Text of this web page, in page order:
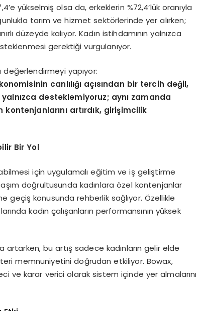
yükselmiş olsa da, erkeklerin %72,4’lük oranıyla
tarım ve hizmet sektörlerinde yer alırken;
düzeyde kalıyor. Kadın istihdamının yalnızca
gerektiği vurgulanıyor.
değerlendirmeyi yapıyor:
canlılığı açısından bir tercih değil,
desteklemiyoruz; aynı zamanda
artırdık, girişimcilik
Bir Yol
için uygulamalı eğitim ve iş geliştirme
doğrultusunda kadınlara özel kontenjanlar
geçiş konusunda rehberlik sağlıyor. Özellikle
kadın çalışanların performansının yüksek
artarken, bu artış sadece kadınların gelir elde
memnuniyetini doğrudan etkiliyor. Bowax,
ve karar verici olarak sistem içinde yer almalarını